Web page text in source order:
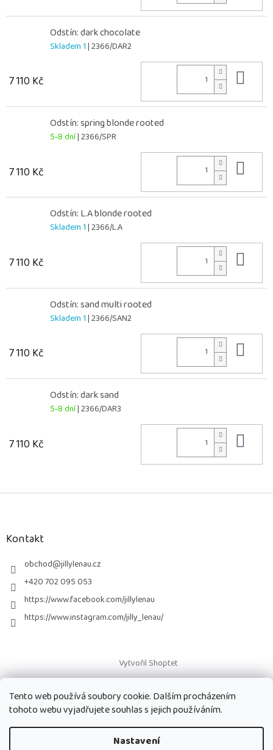
Tento web používá soubory cookie. Dalším procházením
tohoto webu vyjadřujete souhlas s jejich používáním.
Nastavení
Odstín: dark chocolate
Skladem 1| 2366/DAR2
7 110 Kč
Odstín: spring blonde rooted
5-8 dní| 2366/SPR
7 110 Kč
Odstín: L.A blonde rooted
Skladem 1| 2366/L.A
7 110 Kč
Odstín: sand multi rooted
Skladem 1| 2366/SAN2
7 110 Kč
Odstín: dark sand
5-8 dní| 2366/DAR3
7 110 Kč
Z
Kontakt
obchod@jillylenau.cz
+420 702 095 053
https://www.facebook.com/jillylenau
https://www.instagram.com/jilly_lenau/
Vytvořil Shoptet
Copyright 2026Paruky Jilly Lenau s.r.o.. Všechna práva vyhrazena.